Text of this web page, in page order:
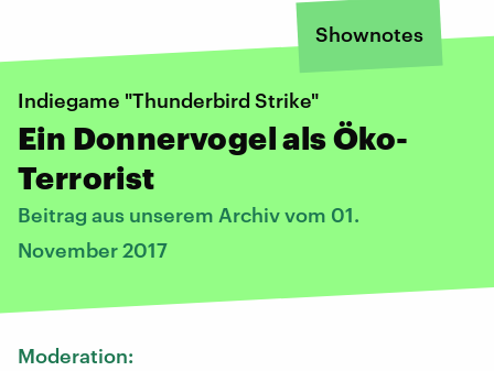
Shownotes
Indiegame "Thunderbird Strike"
Ein Donnervogel als Öko-
Terrorist
Beitrag aus unserem Archiv vom 01.
November 2017
Moderation: